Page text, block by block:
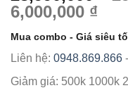
6,000,000 ₫
Mua combo - Giá siêu
Liên hệ: 0948.869.866 -
Giảm giá: 500k 1000k